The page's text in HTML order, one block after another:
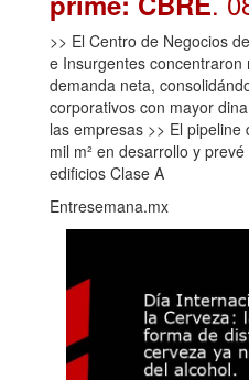
>> El Centro de Negocios
e Insurgentes concentraron
demanda neta,
corporativos con mayor
las empresas >> El
mil m² en desarrollo y
edificios Clase A
Entresemana.mx